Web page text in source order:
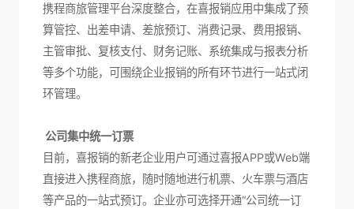
携程商旅管理平台深度整合，在喜报销应用中集成了预
算管控、出差申请、差旅预订、消费记录、费用报销、
主管审批、复核支付、财务记账、系统集成与报表分析
等多个功能，可围绕企业报销的所有环节进行一站式闭
环管理。
公司集中统一订票
目前，喜报销的新老企业用户可通过喜报APP或Web端
直接进入携程商旅，随时随地进行机票、火车票与酒店
等产品的一站式预订。企业亦可选择开通“公司统一订